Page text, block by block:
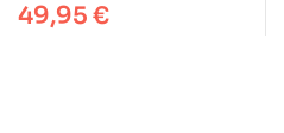
49,95 €